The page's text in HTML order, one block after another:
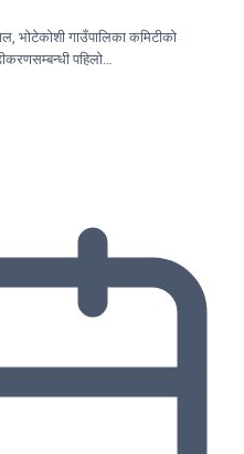
भोटेकोशी गाउँपालिका कमिटीको
पहिलो…